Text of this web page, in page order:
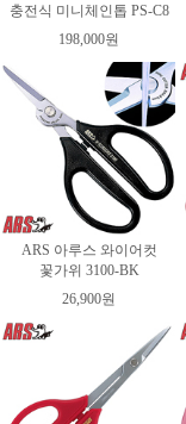
충전식 미니체인톱 PS-C8
198,000원
ARS 아루스 와이어컷
꽃가위 3100-BK
26,900원